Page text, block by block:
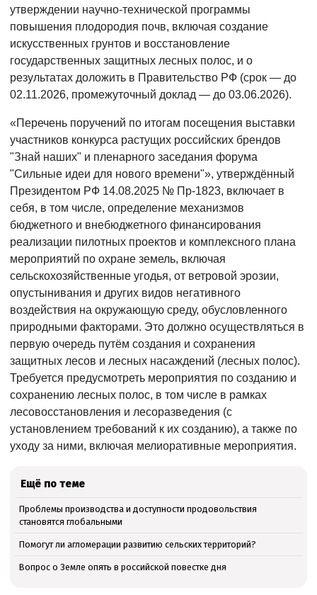
утверждении научно-технической программы
повышения плодородия почв, включая создание
искусственных грунтов и восстановление
государственных защитных лесных полос, и о
результатах доложить в Правительство РФ (срок — до
02.11.2026, промежуточный доклад — до 03.06.2026).
«Перечень поручений по итогам посещения выставки
участников конкурса растущих российских брендов
"Знай наших" и пленарного заседания форума
"Сильные идеи для нового времени"», утверждённый
Президентом РФ 14.08.2025 № Пр-1823, включает в
себя, в том числе, определение механизмов
бюджетного и внебюджетного финансирования
реализации пилотных проектов и комплексного плана
мероприятий по охране земель, включая
сельскохозяйственные угодья, от ветровой эрозии,
опустынивания и других видов негативного
воздействия на окружающую среду, обусловленного
природными факторами. Это должно осуществляться в
первую очередь путём создания и сохранения
защитных лесов и лесных насаждений (лесных полос).
Требуется предусмотреть мероприятия по созданию и
сохранению лесных полос, в том числе в рамках
лесовосстановления и лесоразведения (с
установлением требований к их созданию), а также по
уходу за ними, включая мелиоративные мероприятия.
Ещё по теме
Проблемы производства и доступности продовольствия
становятся глобальными
Помогут ли агломерации развитию сельских территорий?
Вопрос о Земле опять в российской повестке дня